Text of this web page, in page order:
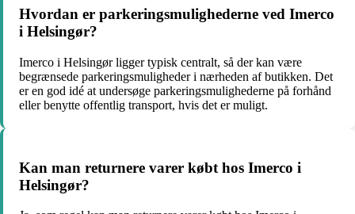
Hvordan er parkeringsmulighederne ved Imerco
i Helsingør?
Imerco i Helsingør ligger typisk centralt, så der kan være
begrænsede parkeringsmuligheder i nærheden af butikken. Det
er en god idé at undersøge parkeringsmulighederne på forhånd
eller benytte offentlig transport, hvis det er muligt.
Kan man returnere varer købt hos Imerco i
Helsingør?